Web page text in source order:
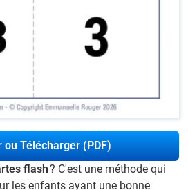
ou Télécharger (PDF)
flash? C'est une méthode qui
les enfants ayant une bonne